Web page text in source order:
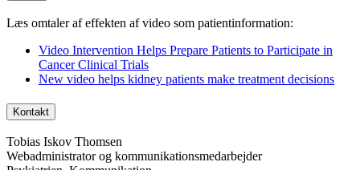
Læs omtaler af effekten af video som patientinformation:
Video Intervention Helps Prepare Patients to Participate in
Cancer Clinical Trials
New video helps kidney patients make treatment decisions
Kontakt
Tobias Iskov Thomsen
Webadministrator og kommunikationsmedarbejder